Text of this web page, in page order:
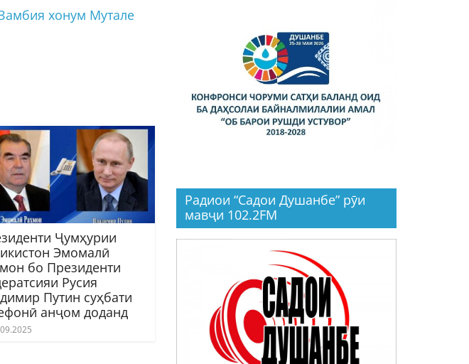
хонум Мутале
Ҷумҳурии
Эмомалӣ
бо Президенти
Русия
Путин суҳбати
анҷом доданд
Радиои “Садои Душанбе” рӯи
мавҷи 102.2FM